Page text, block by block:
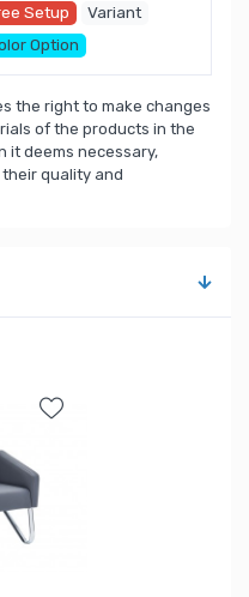
Setup
Variant
Option
the right to make changes
of the products in the
it deems necessary,
quality and